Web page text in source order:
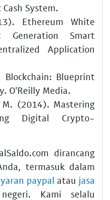
System.
Ethereum White
Smart
Application
Blueprint
O'Reilly Media.
(2014). Mastering
Digital Crypto-
dirancang
termasuk dalam
paypal atau jasa
Kami selalu